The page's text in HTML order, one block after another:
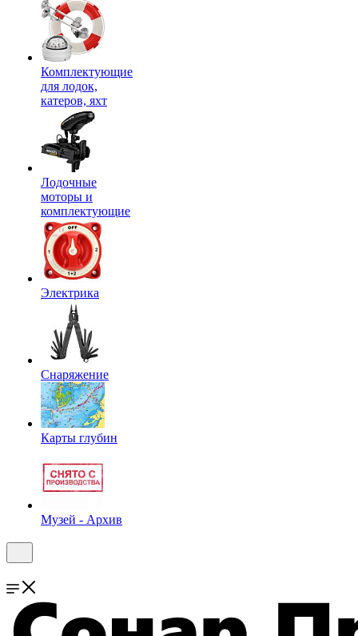
Комплектующие
для лодок,
катеров, яхт
Лодочные
моторы и
комплектующие
Электрика
Снаряжение
Карты глубин
Музей - Архив